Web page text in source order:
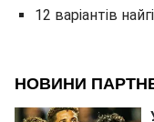
12 варіантів